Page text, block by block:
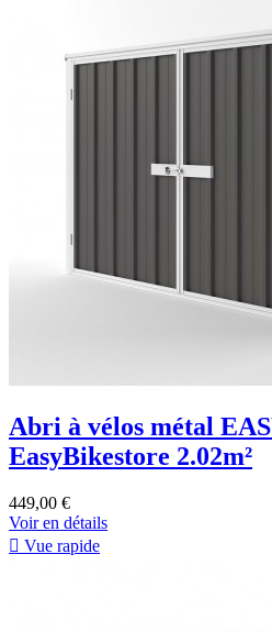
Abri à vélos métal
EasyBikestore 2.02m²
449,00 €
Voir en détails
 Vue rapide